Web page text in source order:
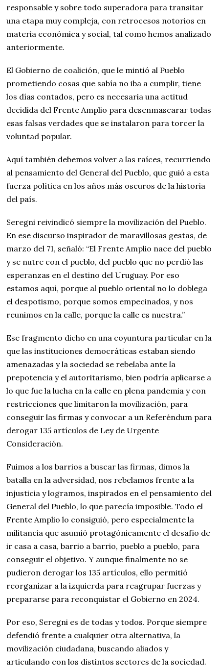
responsable y sobre todo superadora para transitar
una etapa muy compleja, con retrocesos notorios en
materia económica y social, tal como hemos analizado
anteriormente.
El Gobierno de coalición, que le mintió al Pueblo
prometiendo cosas que sabía no iba a cumplir, tiene
los días contados, pero es necesaria una actitud
decidida del Frente Amplio para desenmascarar todas
esas falsas verdades que se instalaron para torcer la
voluntad popular.
Aquí también debemos volver a las raíces, recurriendo
al pensamiento del General del Pueblo, que guió a esta
fuerza política en los años más oscuros de la historia
del país.
Seregni reivindicó siempre la movilización del Pueblo.
En ese discurso inspirador de maravillosas gestas, de
marzo del 71, señaló: “El Frente Amplio nace del pueblo
y se nutre con el pueblo, del pueblo que no perdió las
esperanzas en el destino del Uruguay. Por eso
estamos aquí, porque al pueblo oriental no lo doblega
el despotismo, porque somos empecinados, y nos
reunimos en la calle, porque la calle es nuestra.”
Ese fragmento dicho en una coyuntura particular en la
que las instituciones democráticas estaban siendo
amenazadas y la sociedad se rebelaba ante la
prepotencia y el autoritarismo, bien podría aplicarse a
lo que fue la lucha en la calle en plena pandemia y con
restricciones que limitaron la movilización, para
conseguir las firmas y convocar a un Referéndum para
derogar 135 artículos de Ley de Urgente
Consideración.
Fuimos a los barrios a buscar las firmas, dimos la
batalla en la adversidad, nos rebelamos frente a la
injusticia y logramos, inspirados en el pensamiento del
General del Pueblo, lo que parecía imposible. Todo el
Frente Amplio lo consiguió, pero especialmente la
militancia que asumió protagónicamente el desafío de
ir casa a casa, barrio a barrio, pueblo a pueblo, para
conseguir el objetivo. Y aunque finalmente no se
pudieron derogar los 135 artículos, ello permitió
reorganizar a la izquierda para reagrupar fuerzas y
prepararse para reconquistar el Gobierno en 2024.
Por eso, Seregni es de todas y todos. Porque siempre
defendió frente a cualquier otra alternativa, la
movilización ciudadana, buscando aliados y
articulando con los distintos sectores de la sociedad.